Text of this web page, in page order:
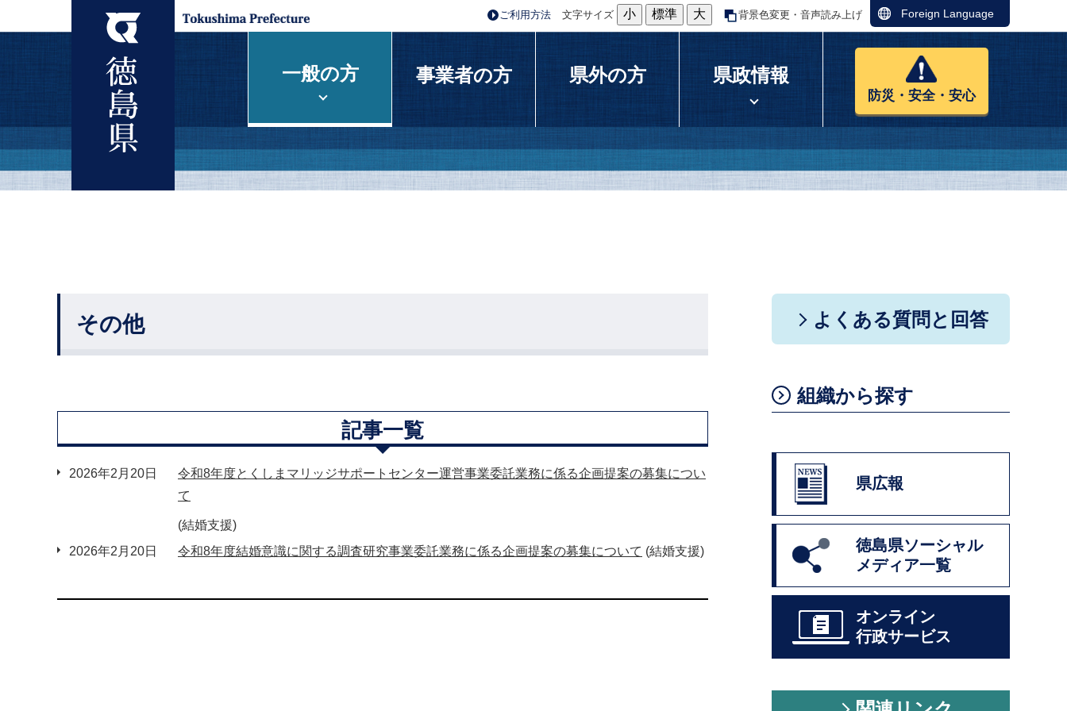
ご利用方法 文字サイズ 小 標準 大 背景色変更・音声読み上げ Foreign Language
一般の方 事業者の方 県外の方 県政情報
防災・安全・安心
その他
記事一覧
2026年2月20日
令和8年度とくしまマリッジサポートセンター運営事業委託業務に係る企画提案の募集につい
て
(結婚支援)
2026年2月20日
令和8年度結婚意識に関する調査研究事業委託業務に係る企画提案の募集について (結婚支援)
よくある質問と回答
組織から探す
県広報
徳島県ソーシャル
メディア一覧
オンライン
行政サービス